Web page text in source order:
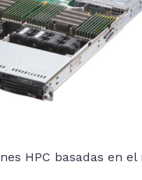
HPC basadas en